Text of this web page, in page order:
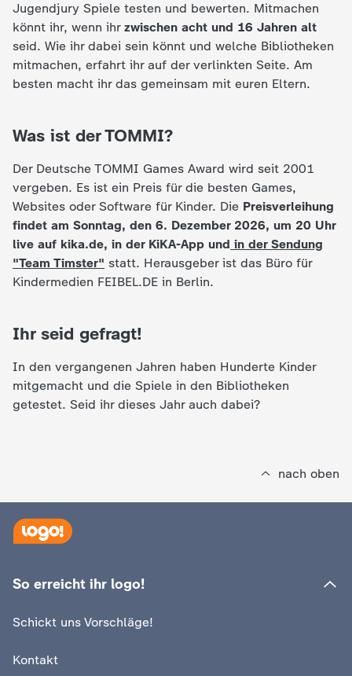
h
h
n
d
Jugendjury Spiele testen und bewerten. Mitmachen
könnt ihr, wenn ihr zwischen acht und 16 Jahren alt
seid. Wie ihr dabei sein könnt und welche Bibliotheken
mitmachen, erfahrt ihr auf der verlinkten Seite. Am
besten macht ihr das gemeinsam mit euren Eltern.
Was ist der TOMMI?
Der Deutsche TOMMI Games Award wird seit 2001
vergeben. Es ist ein Preis für die besten Games,
Websites oder Software für Kinder. Die Preisverleihung
findet am Sonntag, den 6. Dezember 2026, um 20 Uhr
live auf kika.de, in der KiKA-App und in der Sendung
"Team Timster" statt. Herausgeber ist das Büro für
Kindermedien FEIBEL.DE in Berlin.
Ihr seid gefragt!
In den vergangenen Jahren haben Hunderte Kinder
mitgemacht und die Spiele in den Bibliotheken
getestet. Seid ihr dieses Jahr auch dabei?
nach oben
So erreicht ihr logo!
Schickt uns Vorschläge!
Kontakt